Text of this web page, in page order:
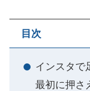
目次
インスタで
最初に押さ